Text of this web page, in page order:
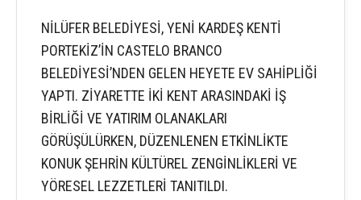
NİLÜFER BELEDİYESİ, YENİ KARDEŞ KENTİ
PORTEKİZ’İN CASTELO BRANCO
BELEDİYESİ’NDEN GELEN HEYETE EV SAHİPLİĞİ
YAPTI. ZİYARETTE İKİ KENT ARASINDAKİ İŞ
BİRLİĞİ VE YATIRIM OLANAKLARI
GÖRÜŞÜLÜRKEN, DÜZENLENEN ETKİNLİKTE
KONUK ŞEHRİN KÜLTÜREL ZENGİNLİKLERİ VE
YÖRESEL LEZZETLERİ TANITILDI.